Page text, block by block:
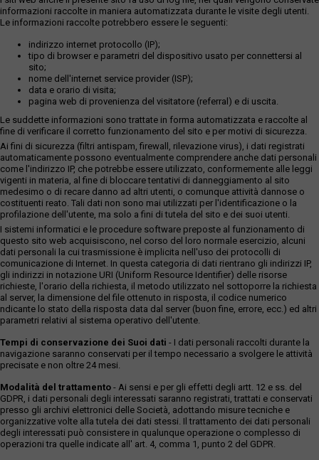
informazioni raccolte in maniera automatizzata durante le visite degli utenti.
Le informazioni raccolte potrebbero essere le seguenti:
indirizzo internet protocollo (IP);
tipo di browser e parametri del dispositivo usato per connettersi al
sito;
nome dell'internet service provider (ISP);
data e orario di visita;
pagina web di provenienza del visitatore (referral) e di uscita.
Le suddette informazioni sono trattate in forma automatizzata e raccolte al
fine di verificare il corretto funzionamento del sito e per motivi di sicurezza.
Ai fini di sicurezza (filtri antispam, firewall, rilevazione virus), i dati registrati
automaticamente possono eventualmente comprendere anche dati personali
come l'indirizzo IP, che potrebbe essere utilizzato, conformemente alle leggi
vigenti in materia, al fine di bloccare tentativi di danneggiamento al sito
medesimo o di recare danno ad altri utenti, o comunque attività dannose o
costituenti reato. Tali dati non sono mai utilizzati per l'identificazione o la
profilazione dell'utente, ma solo a fini di tutela del sito e dei suoi utenti.
I sistemi informatici e le procedure software preposte al funzionamento di
questo sito web acquisiscono, nel corso del loro normale esercizio, alcuni
dati personali la cui trasmissione è implicita nell'uso dei protocolli di
comunicazione di Internet. In questa categoria di dati rientrano gli indirizzi IP,
gli indirizzi in notazione URI (Uniform Resource Identifier) delle risorse
richieste, l'orario della richiesta, il metodo utilizzato nel sottoporre la richiesta
al server, la dimensione del file ottenuto in risposta, il codice numerico
ndicante lo stato della risposta data dal server (buon fine, errore, ecc.) ed altri
parametri relativi al sistema operativo dell'utente.
Tempi di conservazione dei Suoi dati - I dati personali raccolti durante la
navigazione saranno conservati per il tempo necessario a svolgere le attività
precisate e non oltre 24 mesi.
Modalità del trattamento - Ai sensi e per gli effetti degli artt. 12 e ss. del
GDPR, i dati personali degli interessati saranno registrati, trattati e conservati
presso gli archivi elettronici delle Società, adottando misure tecniche e
organizzative volte alla tutela dei dati stessi. Il trattamento dei dati personali
degli interessati può consistere in qualunque operazione o complesso di
operazioni tra quelle indicate all' art. 4, comma 1, punto 2 del GDPR.